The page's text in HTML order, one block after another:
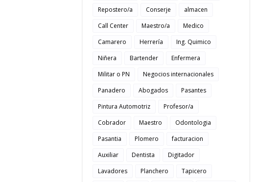
Repostero/a
Conserje
almacen
Call Center
Maestro/a
Medico
Camarero
Herrería
Ing. Quimico
Niñera
Bartender
Enfermera
Militar o PN
Negocios internacionales
Panadero
Abogados
Pasantes
Pintura Automotriz
Profesor/a
Cobrador
Maestro
Odontologia
Pasantia
Plomero
facturacion
Auxiliar
Dentista
Digitador
Lavadores
Planchero
Tapicero